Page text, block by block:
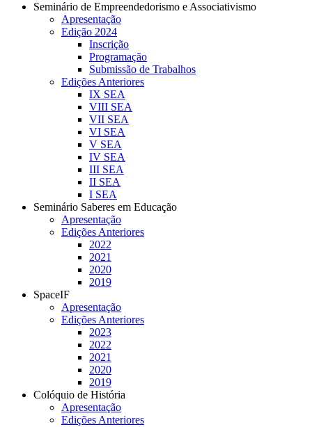
Seminário de Empreendedorismo e Associativismo
Apresentação
Edição 2024
Inscrição
Programação
Submissão de Trabalhos
Edições Anteriores
IX SEA
VIII SEA
VII SEA
VI SEA
V SEA
IV SEA
III SEA
II SEA
I SEA
Seminário Saberes em Educação
Apresentação
Edições Anteriores
2022
2021
2020
2019
SpaceIF
Apresentação
Edições Anteriores
2023
2022
2021
2020
2019
Colóquio de História
Apresentação
Edições Anteriores